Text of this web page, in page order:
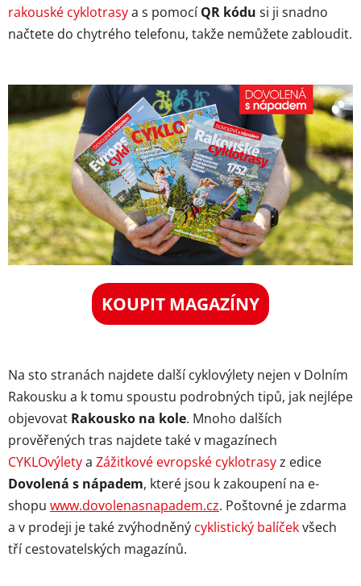
rakouské cyklotrasya s pomocíQR kódu si ji snadno
načtete do chytrého telefonu, takže nemůžete zabloudit.
KOUPIT MAGAZÍNY
Na sto stranách najdete další cyklovýlety nejen v Dolním
Rakousku a k tomu spoustu podrobných tipů, jak nejlépe
objevovat Rakousko na kole. Mnoho dalších
prověřených tras najdete také v magazínech
CYKLOvýletya Zážitkové evropské cyklotrasyz edice
Dovolená s nápadem, které jsou k zakoupení na e-
shopu www.dovolenasnapadem.cz. Poštovné je zdarma
a v prodeji je také zvýhodněný cyklistický balíčekvšech
tří cestovatelských magazínů.